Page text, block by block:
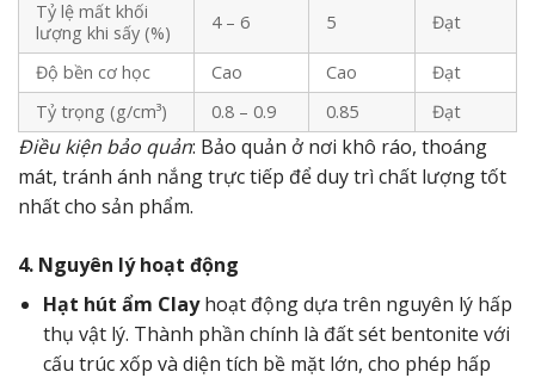
Tỷ lệ mất khối
lượng khi sấy (%)
4 – 6 5 Đạt
Độ bền cơ học Cao Cao
Đạt
Tỷ trọng (g/cm³)
0.8 – 0.9 0.85 Đạt
Điều kiện bảo quản: Bảo quản ở nơi khô ráo, thoáng
mát, tránh ánh nắng trực tiếp để duy trì chất lượng tốt
nhất cho sản phẩm.
4. Nguyên lý hoạt động
Hạt hút ẩm Clayhoạt động dựa trên nguyên lý hấp
thụ vật lý. Thành phần chính là đất sét bentonite với
cấu trúc xốp và diện tích bề mặt lớn, cho phép hấp